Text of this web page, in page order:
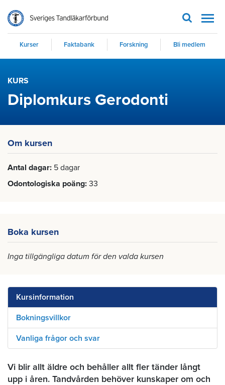
Kurser Faktabank Forskning Bli medlem
KURS
Diplomkurs Gerodonti
Om kursen
Antal dagar 5 dagar
Odontologiska poäng 33
Boka kursen
Inga tillgängliga datum för den valda kursen
Kursinformation
Bokningsvillkor
Vanliga frågor och svar
Vi blir allt äldre och behåller allt fler tänder långt
upp i åren. Tandvården behöver kunskaper om och